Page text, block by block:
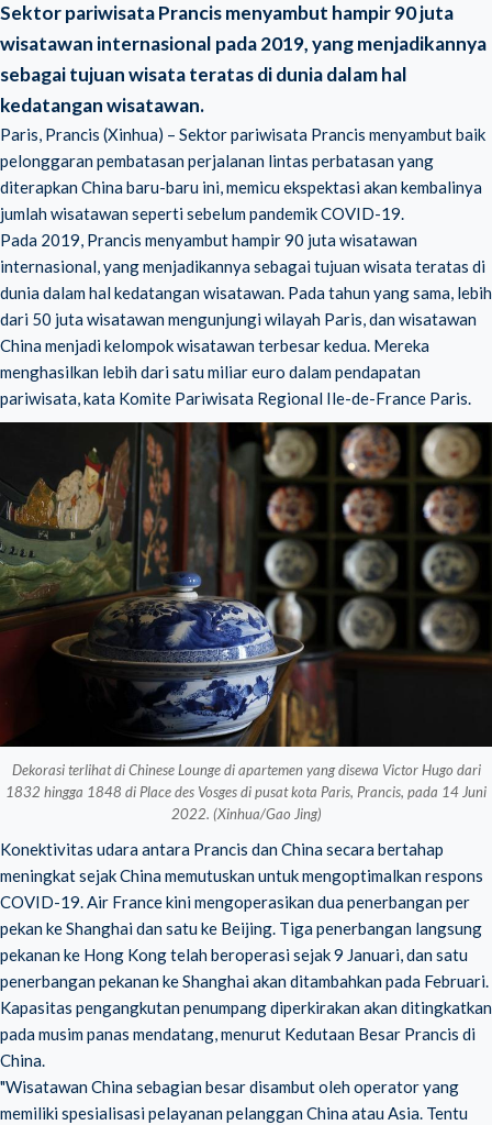
Sektor pariwisata Prancis menyambut hampir 90 juta
wisatawan internasional pada 2019, yang menjadikannya
sebagai tujuan wisata teratas di dunia dalam hal
kedatangan wisatawan.
Paris, Prancis (Xinhua) – Sektor pariwisata Prancis menyambut baik
pelonggaran pembatasan perjalanan lintas perbatasan yang
diterapkan China baru-baru ini, memicu ekspektasi akan kembalinya
jumlah wisatawan seperti sebelum pandemik COVID-19.
Pada 2019, Prancis menyambut hampir 90 juta wisatawan
internasional, yang menjadikannya sebagai tujuan wisata teratas di
dunia dalam hal kedatangan wisatawan. Pada tahun yang sama, lebih
dari 50 juta wisatawan mengunjungi wilayah Paris, dan wisatawan
China menjadi kelompok wisatawan terbesar kedua. Mereka
menghasilkan lebih dari satu miliar euro dalam pendapatan
pariwisata, kata Komite Pariwisata Regional Ile-de-France Paris.
Dekorasi terlihat di Chinese Lounge di apartemen yang disewa Victor Hugo dari
1832 hingga 1848 di Place des Vosges di pusat kota Paris, Prancis, pada 14 Juni
2022. (Xinhua/Gao Jing)
Konektivitas udara antara Prancis dan China secara bertahap
meningkat sejak China memutuskan untuk mengoptimalkan respons
COVID-19. Air France kini mengoperasikan dua penerbangan per
pekan ke Shanghai dan satu ke Beijing. Tiga penerbangan langsung
pekanan ke Hong Kong telah beroperasi sejak 9 Januari, dan satu
penerbangan pekanan ke Shanghai akan ditambahkan pada Februari.
Kapasitas pengangkutan penumpang diperkirakan akan ditingkatkan
pada musim panas mendatang, menurut Kedutaan Besar Prancis di
China.
"Wisatawan China sebagian besar disambut oleh operator yang
memiliki spesialisasi pelayanan pelanggan China atau Asia. Tentu